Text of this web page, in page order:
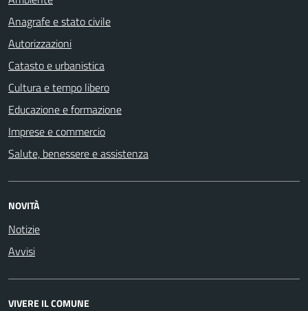
Anagrafe e stato civile
Autorizzazioni
Catasto e urbanistica
Cultura e tempo libero
Educazione e formazione
Imprese e commercio
Salute, benessere e assistenza
NOVITÀ
Notizie
Avvisi
VIVERE IL COMUNE